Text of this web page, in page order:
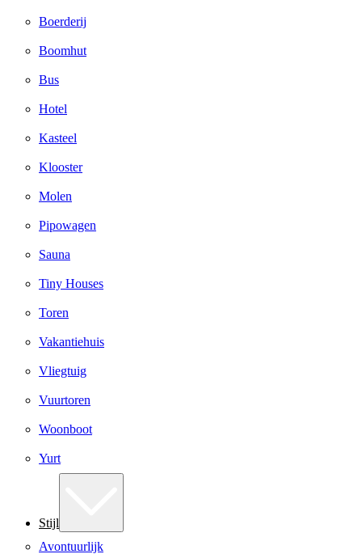
Boerderij
Boomhut
Bus
Hotel
Kasteel
Klooster
Molen
Pipowagen
Sauna
Tiny Houses
Toren
Vakantiehuis
Vliegtuig
Vuurtoren
Woonboot
Yurt
Stijl
Avontuurlijk